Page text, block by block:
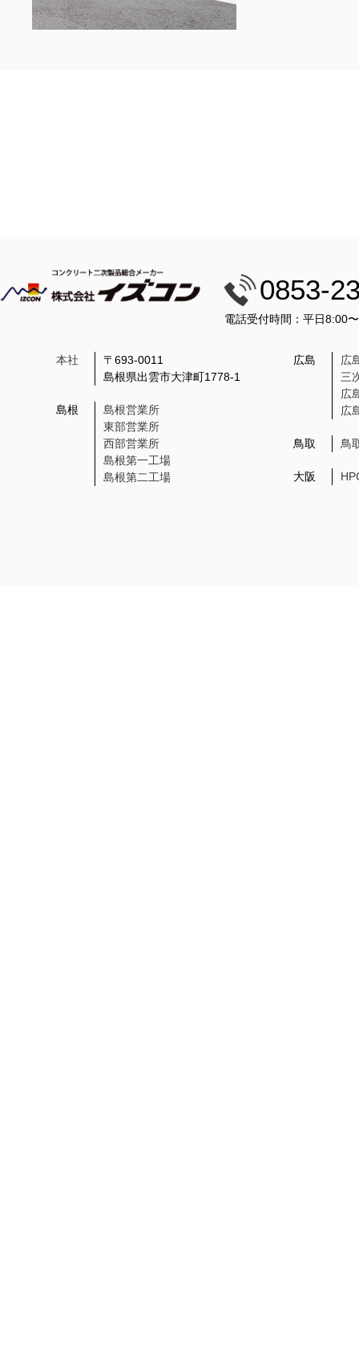
0853-
電話受付時間：平日8:00
本社
〒693-0011
島根県出雲市大津町1778-1
島根
島根営業所
東部営業所
西部営業所
島根第一工場
島根第二工場
広島
広
三
広
広
鳥取 鳥
大阪